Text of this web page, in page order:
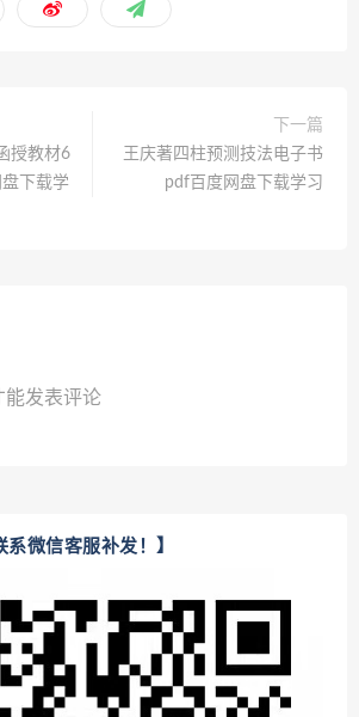
授教材6
下载学
下一篇
王庆著四柱预测技法电子书
pdf百度网盘下载学习
能发表评论
系微信客服补发！】